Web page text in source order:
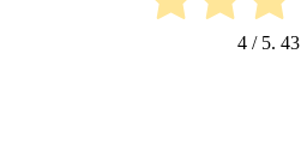
4 / 5. 43